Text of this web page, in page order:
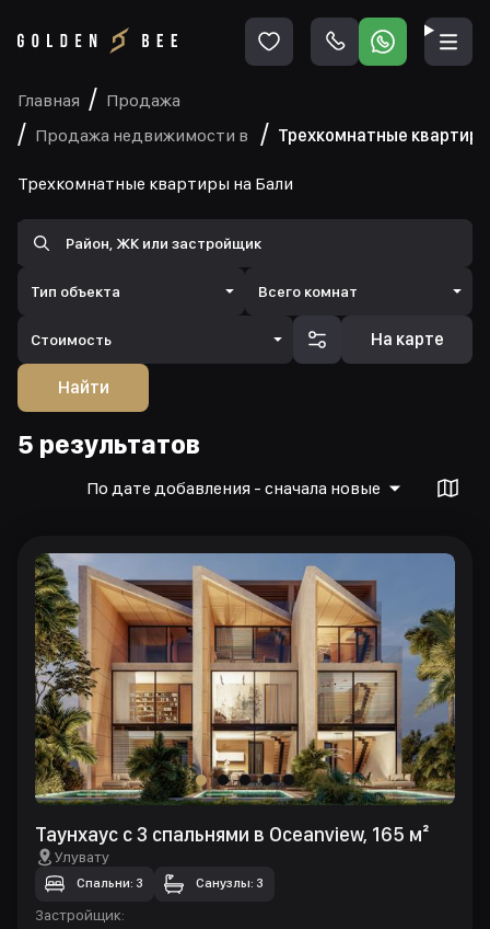
Главная
Продажа
Продажа недвижимости в
Трехкомнатные
Трехкомнатные квартиры на Бали
Тип объекта Всего комнат
Стоимость На карте
Найти
5 результатов
По дате добавления - сначала новые
Таунхаус с 3 спальнями в Oceanview, 165 м²
Улувату
Спальни: 3 Санузлы: 3
Застройщик: